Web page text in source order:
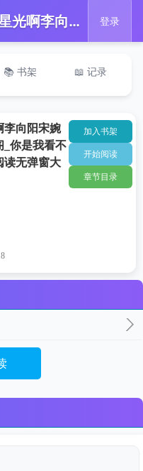
📖 你是我看不见的星光啊李向阳宋婉祯最新章节列表笔趣阁_你是我看不见的星光啊全文免费阅读无弹窗大结局 登录
📚 书架 📖 记录
李向阳宋婉
_你是我看不
读无弹窗大
加入书架
开始阅读
章节目录